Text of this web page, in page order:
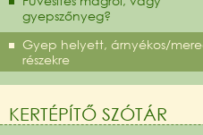
gyepszőnyeg?
Gyep helyett, árnyékos/
részekre
KERTÉPÍTŐ SZÓTÁR